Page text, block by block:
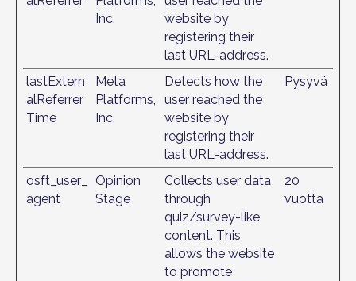
Inc.
website by
registering their
last URL-address.
lastExtern
alReferrer
Time
Meta
Platforms,
Inc.
Detects how the
user reached the
website by
registering their
last URL-address.
Pysyvä
osft_user_
agent
Opinion
Stage
Collects user data
through
quiz/survey-like
content. This
allows the website
to promote
20
vuotta